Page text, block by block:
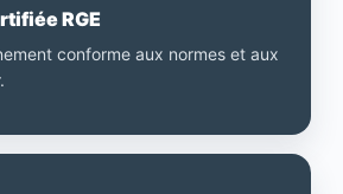
RGE
conforme aux normes et aux